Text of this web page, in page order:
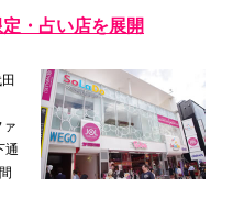
・占い店を展開
通